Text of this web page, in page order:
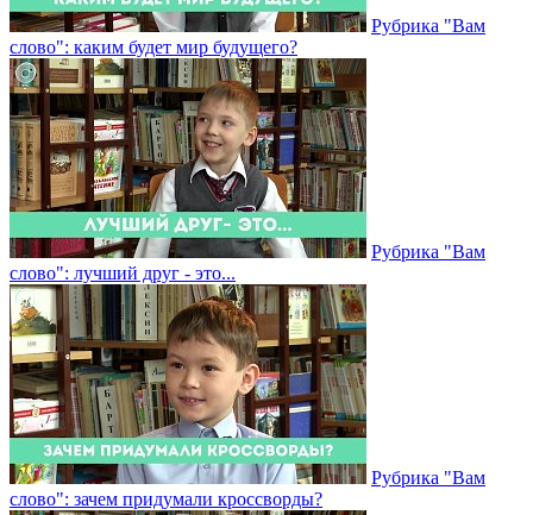
Рубрика "Вам
слово": каким будет мир будущего?
Рубрика "Вам
слово": лучший друг - это...
Рубрика "Вам
слово": зачем придумали кроссворды?